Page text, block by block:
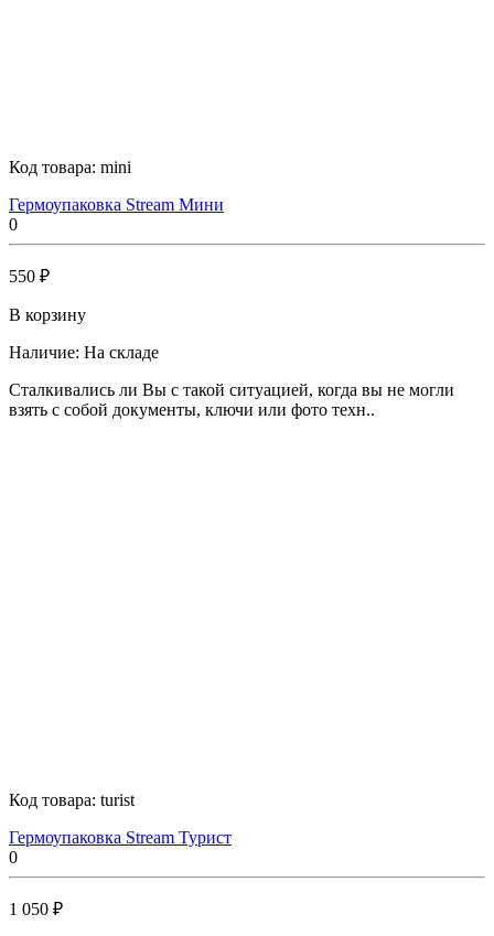
Код товара: mini
Гермоупаковка Stream Мини
0
550 ₽
В корзину
Наличие: На складе
Сталкивались ли Вы с такой ситуацией, когда вы не могли
взять с собой документы, ключи или фото техн..
Код товара: turist
Гермоупаковка Stream Турист
0
1 050 ₽